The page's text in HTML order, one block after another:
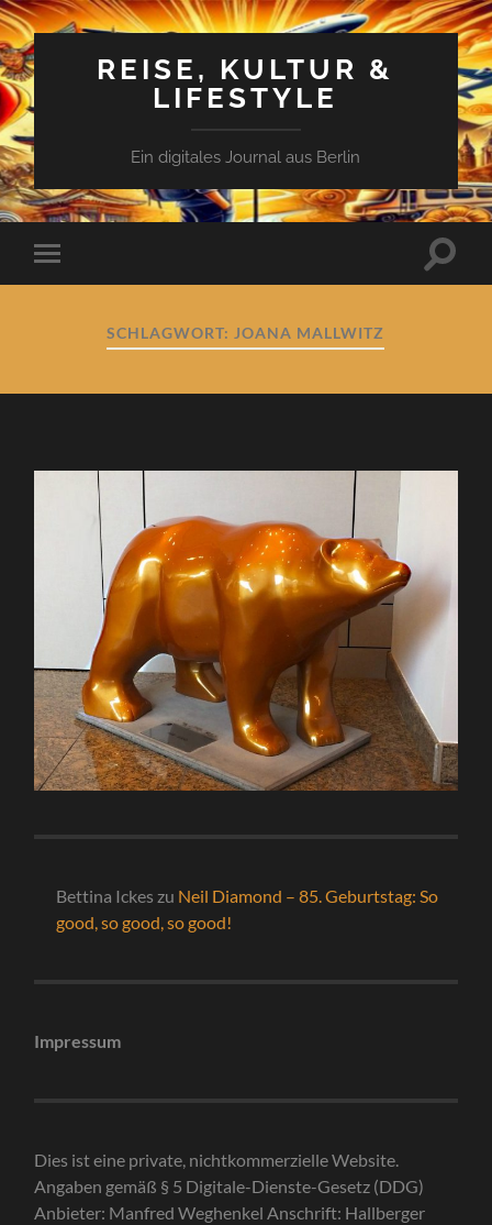
REISE, KULTUR &
LIFESTYLE
Ein digitales Journal aus Berlin
Mobile-
Menü
SCHLAGWORT: JOANA MALLWITZ
Bettina Ickes zu Neil Diamond – 85. Geburtstag: So
good, so good, so good!
Impressum
Dies ist eine private, nichtkommerzielle Website.
Angaben gemäß § 5 Digitale-Dienste-Gesetz (DDG)
Anbieter: Manfred Weghenkel Anschrift: Hallberger